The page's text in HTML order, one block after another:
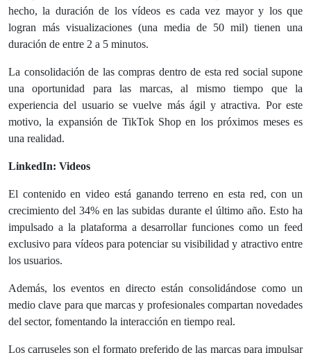
hecho, la duración de los vídeos es cada vez mayor y los que
logran más visualizaciones (una media de 50 mil) tienen una
duración de entre 2 a 5 minutos.
La consolidación de las compras dentro de esta red social supone
una oportunidad para las marcas, al mismo tiempo que la
experiencia del usuario se vuelve más ágil y atractiva. Por este
motivo, la expansión de TikTok Shop en los próximos meses es
una realidad.
LinkedIn: Videos
El contenido en video está ganando terreno en esta red, con un
crecimiento del 34% en las subidas durante el último año. Esto ha
impulsado a la plataforma a desarrollar funciones como un feed
exclusivo para vídeos para potenciar su visibilidad y atractivo entre
los usuarios.
Además, los eventos en directo están consolidándose como un
medio clave para que marcas y profesionales compartan novedades
del sector, fomentando la interacción en tiempo real.
Los carruseles son el formato preferido de las marcas para impulsar